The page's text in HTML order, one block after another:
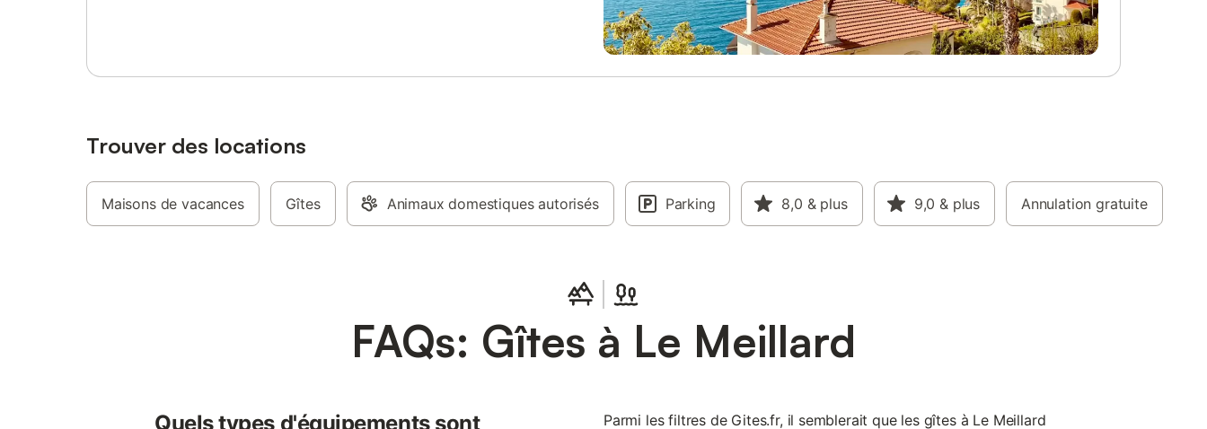
Trouver des locations
Maisons de vacances Gîtes Animaux domestiques autorisés Parking 8,0 & plus 9,0 & plus Annulation gratuite
FAQs: Gîtes à Le Meillard
Quels types d'équipements sont
Parmi les filtres de Gites.fr, il semblerait que les gîtes à Le Meillard